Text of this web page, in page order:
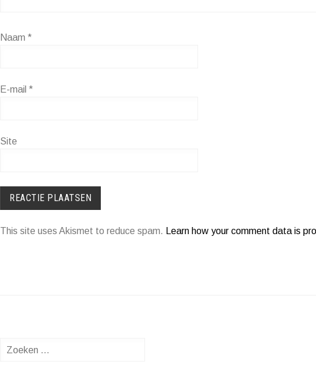
Naam *
E-mail *
Site
This site uses Akismet to reduce spam. Learn how your comment data is
Zoeken